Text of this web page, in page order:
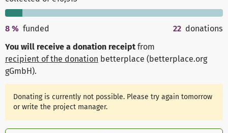
8 % funded 22 donations
You will receive a donation receipt from
recipient of the donation betterplace (betterplace.org
gGmbH).
Donating is currently not possible. Please try again tomorrow
or write the project manager.